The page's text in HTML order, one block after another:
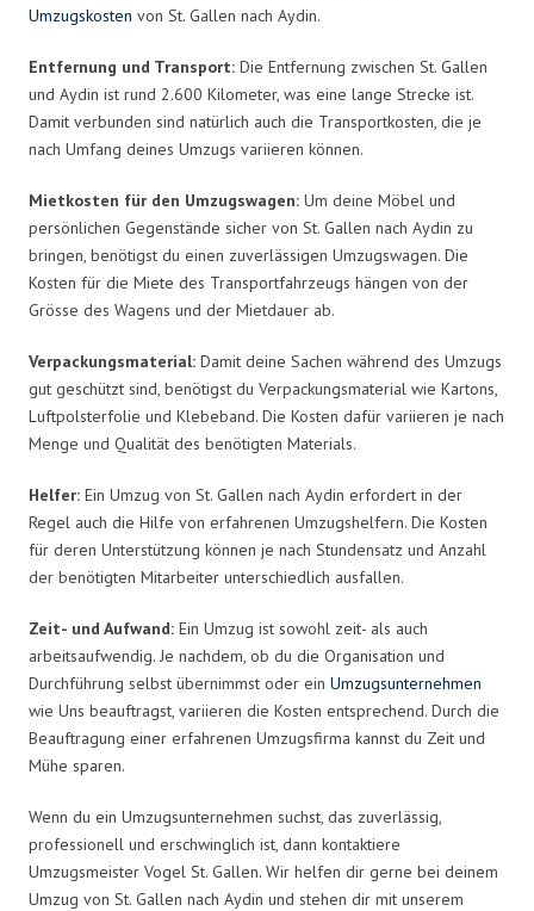
Umzugskosten von St. Gallen nach Aydin.
Entfernung und Transport: Die Entfernung zwischen St. Gallen
und Aydin ist rund 2.600 Kilometer, was eine lange Strecke ist.
Damit verbunden sind natürlich auch die Transportkosten, die je
nach Umfang deines Umzugs variieren können.
Mietkosten für den Umzugswagen: Um deine Möbel und
persönlichen Gegenstände sicher von St. Gallen nach Aydin zu
bringen, benötigst du einen zuverlässigen Umzugswagen. Die
Kosten für die Miete des Transportfahrzeugs hängen von der
Grösse des Wagens und der Mietdauer ab.
Verpackungsmaterial: Damit deine Sachen während des Umzugs
gut geschützt sind, benötigst du Verpackungsmaterial wie Kartons,
Luftpolsterfolie und Klebeband. Die Kosten dafür variieren je nach
Menge und Qualität des benötigten Materials.
Helfer: Ein Umzug von St. Gallen nach Aydin erfordert in der
Regel auch die Hilfe von erfahrenen Umzugshelfern. Die Kosten
für deren Unterstützung können je nach Stundensatz und Anzahl
der benötigten Mitarbeiter unterschiedlich ausfallen.
Zeit- und Aufwand: Ein Umzug ist sowohl zeit- als auch
arbeitsaufwendig. Je nachdem, ob du die Organisation und
Durchführung selbst übernimmst oder ein Umzugsunternehmen
wie Uns beauftragst, variieren die Kosten entsprechend. Durch die
Beauftragung einer erfahrenen Umzugsfirma kannst du Zeit und
Mühe sparen.
Wenn du ein Umzugsunternehmen suchst, das zuverlässig,
professionell und erschwinglich ist, dann kontaktiere
Umzugsmeister Vogel St. Gallen. Wir helfen dir gerne bei deinem
Umzug von St. Gallen nach Aydin und stehen dir mit unserem